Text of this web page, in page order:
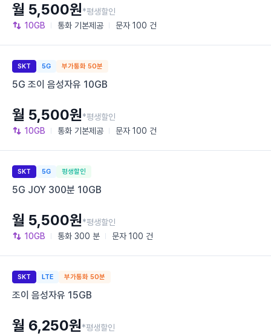
10GB 통화 기본제공 문자 100 건
월 5,500원*평생할인
SKT 5G 부가통화 50분
5G 조이 음성자유 10GB
10GB 통화 기본제공 문자 100 건
월 5,500원*평생할인
SKT 5G 평생할인
5G JOY 300분 10GB
10GB 통화 300 분 문자 100 건
월 5,500원*평생할인
SKT LTE 부가통화 50분
조이 음성자유 15GB
월 6,250원*평생할인